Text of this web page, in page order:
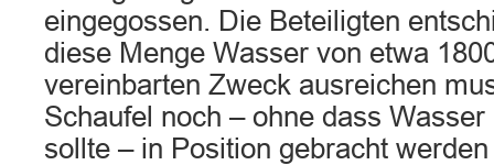
eingegossen. Die Beteiligten
diese Menge Wasser von etwa
vereinbarten Zweck ausreichen
Schaufel noch – ohne dass
sollte – in Position gebracht